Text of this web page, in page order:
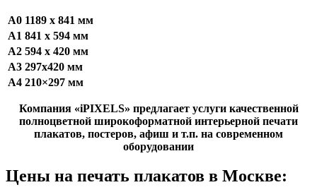
А0 1189 х 841 мм
А1 841 х 594 мм
А2 594 х 420 мм
А3 297х420 мм
А4 210×297 мм
Компания «iPIXELS» предлагает услуги качественной
полноцветной широкоформатной интерьерной печати
плакатов, постеров, афиш и т.п. на современном
оборудовании
Цены на печать плакатов в Москве: